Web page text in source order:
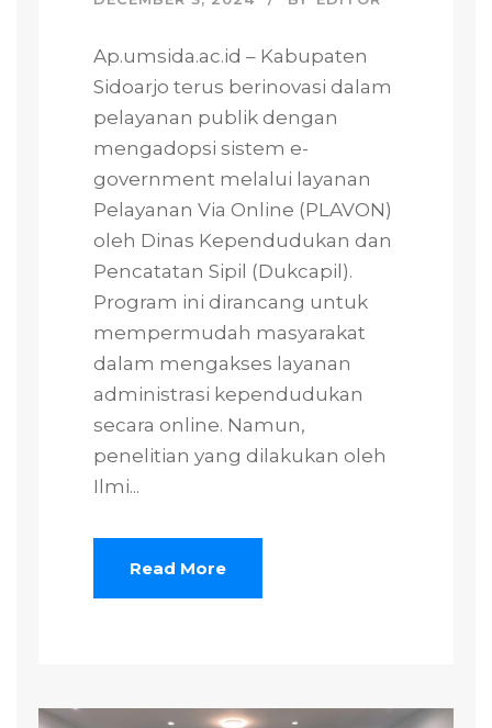
Ap.umsida.ac.id – Kabupaten
Sidoarjo terus berinovasi dalam
pelayanan publik dengan
mengadopsi sistem e-
government melalui layanan
Pelayanan Via Online (PLAVON)
oleh Dinas Kependudukan dan
Pencatatan Sipil (Dukcapil).
Program ini dirancang untuk
mempermudah masyarakat
dalam mengakses layanan
administrasi kependudukan
secara online. Namun,
penelitian yang dilakukan oleh
Ilmi...
Read More